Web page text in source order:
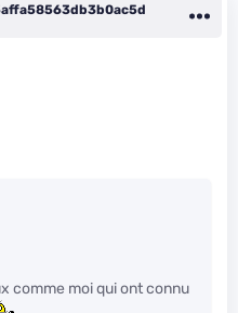
comme moi qui ont connu